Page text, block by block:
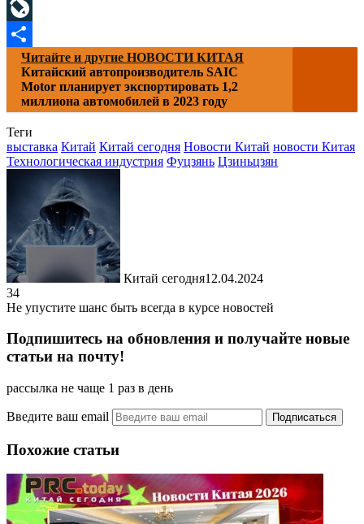
Mail.Ru
LiveJournal
Отправить
Читайте и другие НОВОСТИ КИТАЯ
Китайский автопроизводитель SAIC
Motor планирует экспортировать 1,2
миллиона автомобилей в 2023 году
Теги
выставка Китай Китай сегодня Новости Китай новости Китая
Технологическая индустрия Фуцзянь Цзиньцзян
Китай сегодня12.04.2024
34
Не упустите шанс быть всегда в курсе новостей
Подпишитесь на обновления и получайте новые
статьи на почту!
рассылка не чаще 1 раз в день
Введите ваш email
Похожие статьи